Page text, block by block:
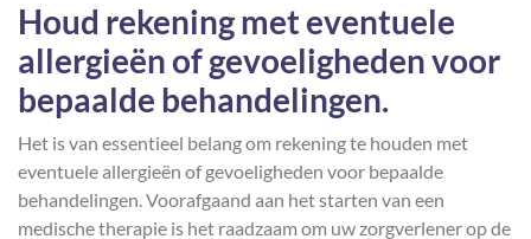
Houd rekening met eventuele
allergieën of gevoeligheden voor
bepaalde behandelingen.
Het is van essentieel belang om rekening te houden met
eventuele allergieën of gevoeligheden voor bepaalde
behandelingen. Voorafgaand aan het starten van een
medische therapie is het raadzaam om uw zorgverlener op de